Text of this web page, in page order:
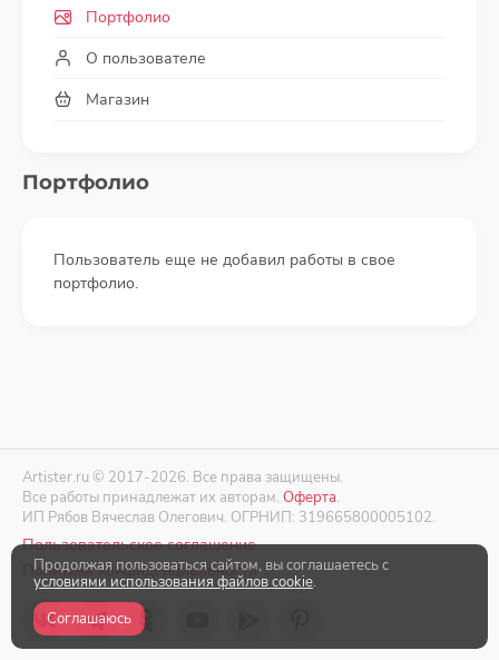
Портфолио
О пользователе
Магазин
Портфолио
Пользователь еще не добавил работы в свое
портфолио.
Artister.ru © 2017-2026. Все права защищены.
Все работы принадлежат их авторам. Оферта.
ИП Рябов Вячеслав Олегович. ОГРНИП: 319665800005102.
Пользовательское соглашение
Политика конфиденциальности
Продолжая пользоваться сайтом, вы соглашаетесь с
условиями использования файлов cookie.
Соглашаюсь